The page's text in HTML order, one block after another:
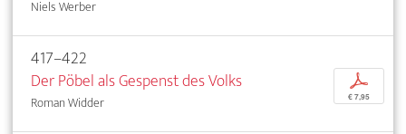
Niels Werber
417–422
Der Pöbel als Gespenst des Volks
Roman Widder
p
€ 7,95